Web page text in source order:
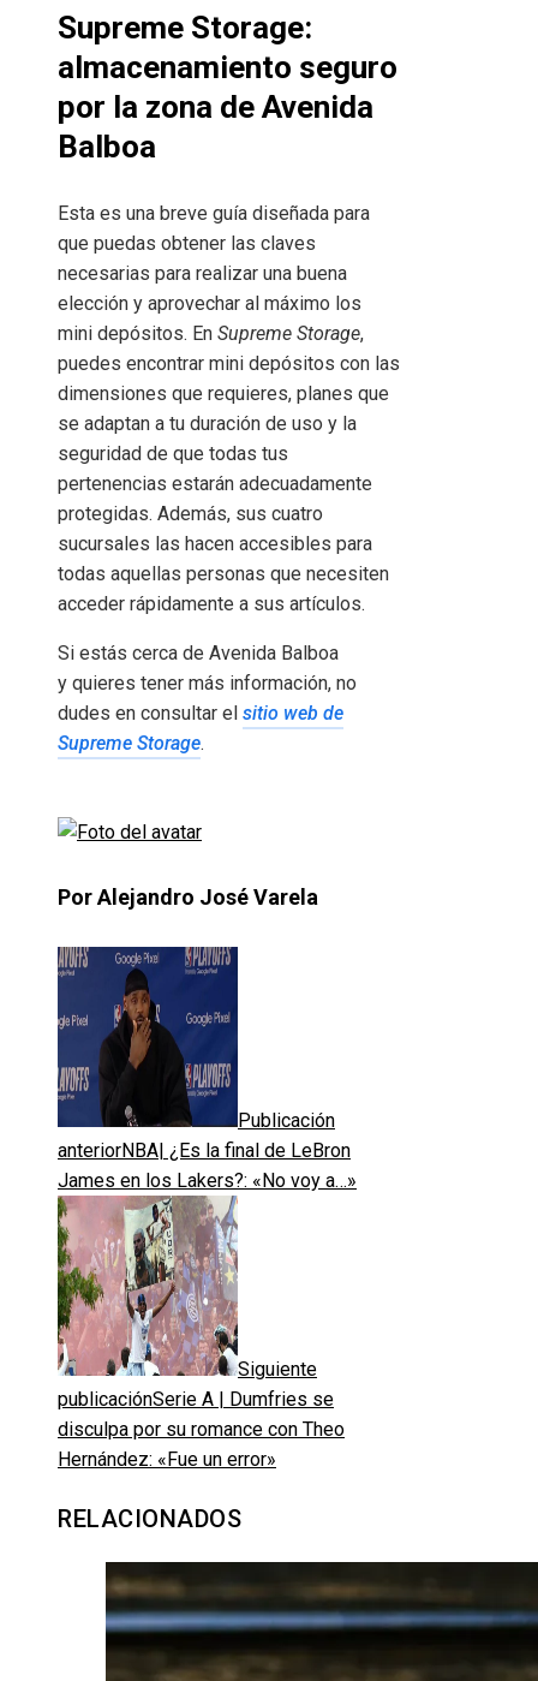
Supreme Storage:
almacenamiento seguro
por la zona de Avenida
Balboa
Esta es una breve guía diseñada para
que puedas obtener las claves
necesarias para realizar una buena
elección y aprovechar al máximo los
mini depósitos. En Supreme Storage,
puedes encontrar mini depósitos con las
dimensiones que requieres, planes que
se adaptan a tu duración de uso y la
seguridad de que todas tus
pertenencias estarán adecuadamente
protegidas. Además, sus cuatro
sucursales las hacen accesibles para
todas aquellas personas que necesiten
acceder rápidamente a sus artículos.
Si estás cerca de Avenida Balboa
y quieres tener más información, no
dudes en consultar el sitio web de
Supreme Storage.
Por Alejandro José Varela
Publicación
anteriorNBA| ¿Es la final de LeBron
James en los Lakers?: «No voy a…»
Siguiente
publicaciónSerie A | Dumfries se
disculpa por su romance con Theo
Hernández: «Fue un error»
RELACIONADOS